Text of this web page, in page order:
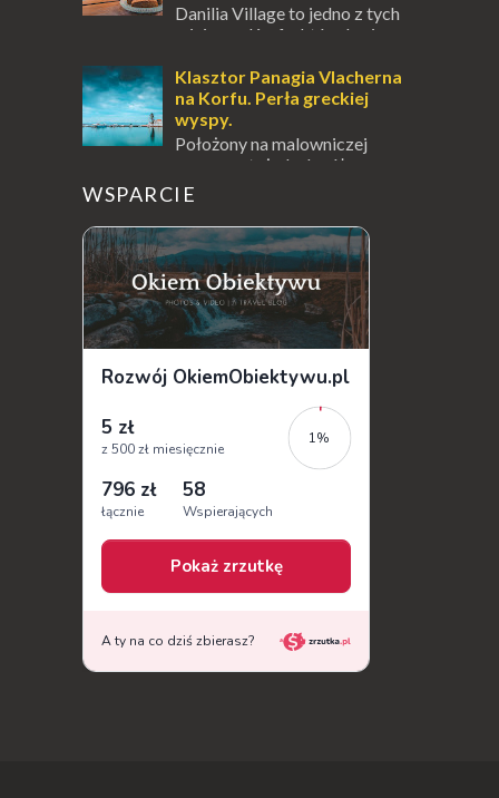
Danilia Village to jedno z tych
miejsc na Korfu, które kryje w
jest doskonale znane miłośnikom f...
Klasztor Panagia Vlacherna
na Korfu. Perła greckiej
wyspy.
Położony na malowniczej
wysepce, tuż obok półwyspu
Kanoni, Święty Klasztor Panagia Vlacherna
jest jednym z najbardziej rozpoznawalnych
symbo...
WSPARCIE